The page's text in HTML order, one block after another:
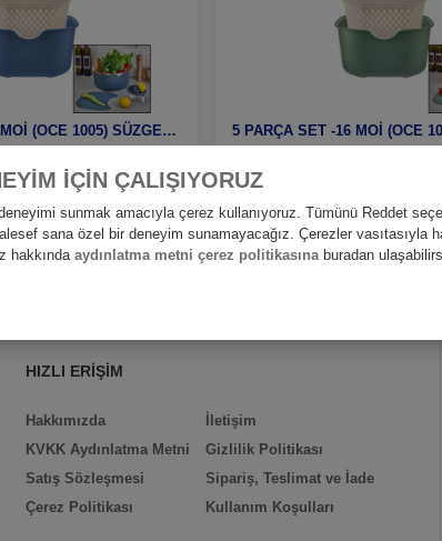
5 PARÇA SET -16 MOİ (OCE 1005) SÜZGEÇ SETİ
219
HIZLI ERİŞİM
Hakkımızda
KVKK Aydınlatma Metni
Satış Sözleşmesi
Çerez Politikası
İletişim
Gizlilik Politikası
Sipariş, Teslimat ve İade
Kullanım Koşulları
İÇİN ÇALIŞIYORUZ
sunmak amacıyla çerez kullanıyoruz. Tümünü Reddet
sana özel bir deneyim sunamayacağız. Çerezler vasıtasıyla
hakkında aydınlatma metni çerez politikasına buradan